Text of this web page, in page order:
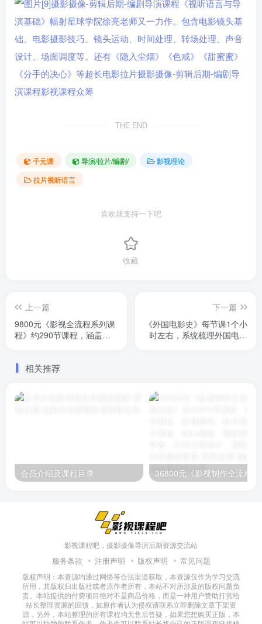
THE END
千元课 导演/拉片/编剧/
影视理论
拉片视听语言
喜欢就支持一下吧
收藏
上一篇
9800元《影视全流程系列课
程》约290节课程，涵盖视
学习
下一篇
《外国电影史》每节课1个小
时左右，系统梳理外国电影
相关推荐
会员介绍及课程目录
影视课程吧，摄影摄像导演后期资源交流站
服务条款 注册声明 版权声明 常见问题
版权声明：本资源均通过网络等合法渠道获取，本资源仅作为学习交流
所用，其版权归出版社或者原作者所有，本站不对所涉及的版权问题负
责。本站提供的付费项目绝对不是商品价格，而是一种用户赞助打赏给
站长整理资源的回馈，如原作者认为侵权请联系立即删除文章下架资
源，另外，本站整理的所有课程均无售后答疑，如果您想购买正版，本